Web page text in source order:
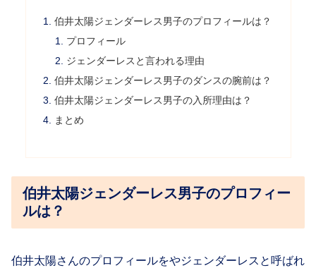
伯井太陽ジェンダーレス男子のプロフィールは？
プロフィール
ジェンダーレスと言われる理由
伯井太陽ジェンダーレス男子のダンスの腕前は？
伯井太陽ジェンダーレス男子の入所理由は？
まとめ
伯井太陽ジェンダーレス男子のプロフィー
ルは？
伯井太陽さんのプロフィールをやジェンダーレスと呼ばれ